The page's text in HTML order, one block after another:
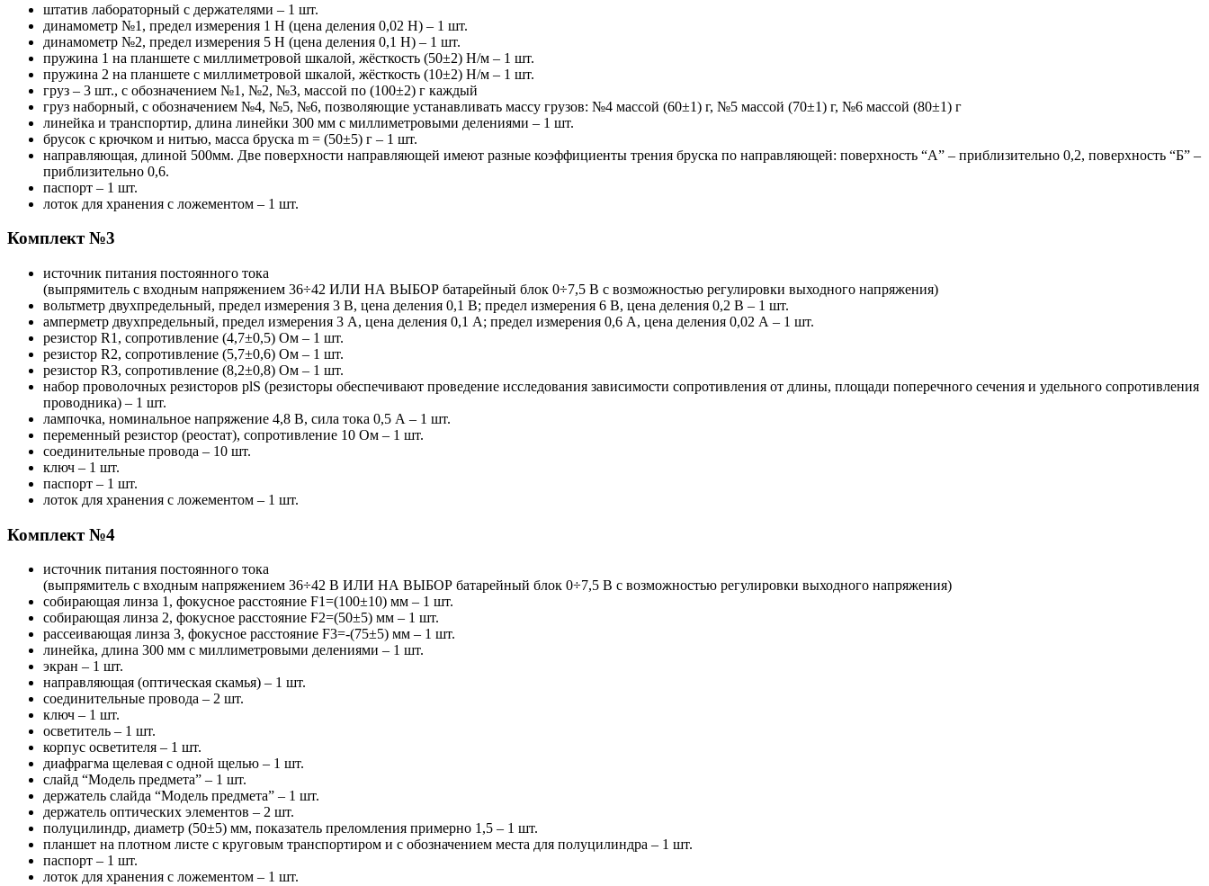
штатив лабораторный с держателями – 1 шт.
динамометр №1, предел измерения 1 Н (цена деления 0,02 Н) – 1 шт.
динамометр №2, предел измерения 5 Н (цена деления 0,1 Н) – 1 шт.
пружина 1 на планшете с миллиметровой шкалой, жёсткость (50±2) Н/м – 1 шт.
пружина 2 на планшете с миллиметровой шкалой, жёсткость (10±2) Н/м – 1 шт.
груз – 3 шт., с обозначением №1, №2, №3, массой по (100±2) г каждый
груз наборный, с обозначением №4, №5, №6, позволяющие устанавливать массу грузов: №4 массой (60±1) г, №5 массой (70±1) г, №6 массой (80±1) г
линейка и транспортир, длина линейки 300 мм с миллиметровыми делениями – 1 шт.
брусок с крючком и нитью, масса бруска m = (50±5) г – 1 шт.
направляющая, длиной 500мм. Две поверхности направляющей имеют разные коэффициенты трения бруска по направляющей: поверхность “А” – приблизительно 0,2, поверхность “Б” –
приблизительно 0,6.
паспорт – 1 шт.
лоток для хранения с ложементом – 1 шт.
Комплект №3
источник питания постоянного тока
(выпрямитель с входным напряжением 36÷42 ИЛИ НА ВЫБОР батарейный блок 0÷7,5 В с возможностью регулировки выходного напряжения)
вольтметр двухпредельный, предел измерения 3 В, цена деления 0,1 В; предел измерения 6 В, цена деления 0,2 В – 1 шт.
амперметр двухпредельный, предел измерения 3 А, цена деления 0,1 А; предел измерения 0,6 А, цена деления 0,02 А – 1 шт.
резистор R1, сопротивление (4,7±0,5) Ом – 1 шт.
резистор R2, сопротивление (5,7±0,6) Ом – 1 шт.
резистор R3, сопротивление (8,2±0,8) Ом – 1 шт.
набор проволочных резисторов plS (резисторы обеспечивают проведение исследования зависимости сопротивления от длины, площади поперечного сечения и удельного сопротивления
проводника) – 1 шт.
лампочка, номинальное напряжение 4,8 В, сила тока 0,5 А – 1 шт.
переменный резистор (реостат), сопротивление 10 Ом – 1 шт.
соединительные провода – 10 шт.
ключ – 1 шт.
паспорт – 1 шт.
лоток для хранения с ложементом – 1 шт.
Комплект №4
источник питания постоянного тока
(выпрямитель с входным напряжением 36÷42 В ИЛИ НА ВЫБОР батарейный блок 0÷7,5 В с возможностью регулировки выходного напряжения)
собирающая линза 1, фокусное расстояние F1=(100±10) мм – 1 шт.
собирающая линза 2, фокусное расстояние F2=(50±5) мм – 1 шт.
рассеивающая линза 3, фокусное расстояние F3=-(75±5) мм – 1 шт.
линейка, длина 300 мм с миллиметровыми делениями – 1 шт.
экран – 1 шт.
направляющая (оптическая скамья) – 1 шт.
соединительные провода – 2 шт.
ключ – 1 шт.
осветитель – 1 шт.
корпус осветителя – 1 шт.
диафрагма щелевая с одной щелью – 1 шт.
слайд “Модель предмета” – 1 шт.
держатель слайда “Модель предмета” – 1 шт.
держатель оптических элементов – 2 шт.
полуцилиндр, диаметр (50±5) мм, показатель преломления примерно 1,5 – 1 шт.
планшет на плотном листе с круговым транспортиром и с обозначением места для полуцилиндра – 1 шт.
паспорт – 1 шт.
лоток для хранения с ложементом – 1 шт.